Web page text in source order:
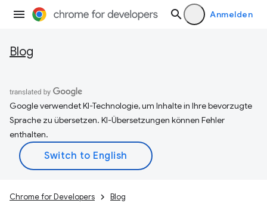
Anmelden
Blog
Google verwendet KI-Technologie, um Inhalte in Ihre bevorzugte
Sprache zu übersetzen. KI-Übersetzungen können Fehler
enthalten.
Chrome for Developers Blog